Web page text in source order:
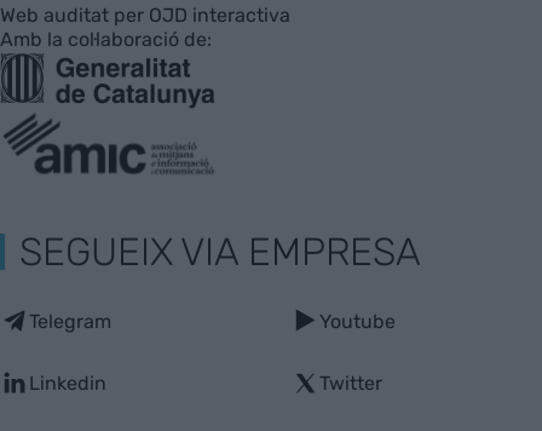
Web auditat per OJD interactiva
Amb la col·laboració de:
SEGUEIX VIA EMPRESA
Telegram
Linkedin
Youtube
Twitter